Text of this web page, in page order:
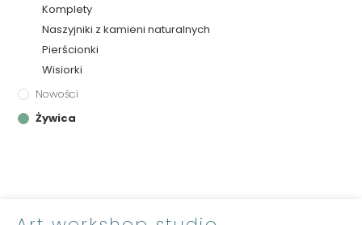
Komplety
Naszyjniki z kamieni naturalnych
Pierścionki
Wisiorki
Nowości
Żywica